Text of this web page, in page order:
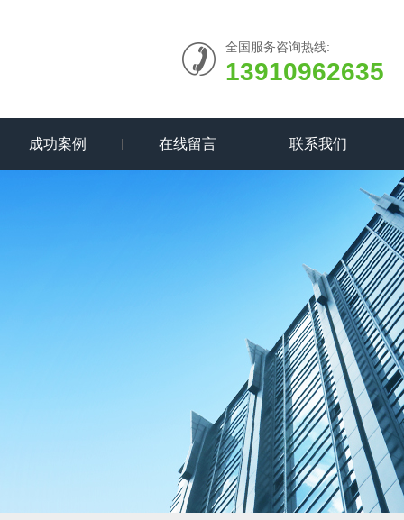
全国服务咨询热线:
13910962635
成功案例 在线留言 联系我们